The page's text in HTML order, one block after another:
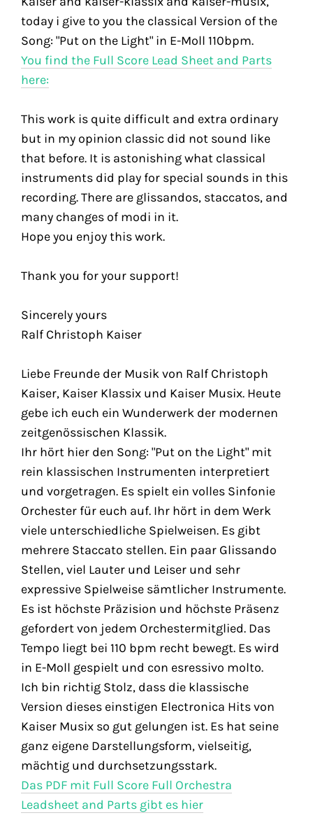
today i give to you the classical Version of the
Song: "Put on the Light" in E-Moll 110bpm.
You find the Full Score Lead Sheet and Parts
here:
This work is quite difficult and extra ordinary
but in my opinion classic did not sound like
that before. It is astonishing what classical
instruments did play for special sounds in this
recording. There are glissandos, staccatos, and
many changes of modi in it.
Hope you enjoy this work.
Thank you for your support!
Sincerely yours
Ralf Christoph Kaiser
Liebe Freunde der Musik von Ralf Christoph
Kaiser, Kaiser Klassix und Kaiser Musix. Heute
gebe ich euch ein Wunderwerk der modernen
zeitgenössischen Klassik.
Ihr hört hier den Song: "Put on the Light" mit
rein klassischen Instrumenten interpretiert
und vorgetragen. Es spielt ein volles Sinfonie
Orchester für euch auf. Ihr hört in dem Werk
viele unterschiedliche Spielweisen. Es gibt
mehrere Staccato stellen. Ein paar Glissando
Stellen, viel Lauter und Leiser und sehr
expressive Spielweise sämtlicher Instrumente.
Es ist höchste Präzision und höchste Präsenz
gefordert von jedem Orchestermitglied. Das
Tempo liegt bei 110 bpm recht bewegt. Es wird
in E-Moll gespielt und con esressivo molto.
Ich bin richtig Stolz, dass die klassische
Version dieses einstigen Electronica Hits von
Kaiser Musix so gut gelungen ist. Es hat seine
ganz eigene Darstellungsform, vielseitig,
mächtig und durchsetzungsstark.
Das PDF mit Full Score Full Orchestra
Leadsheet and Parts gibt es hier